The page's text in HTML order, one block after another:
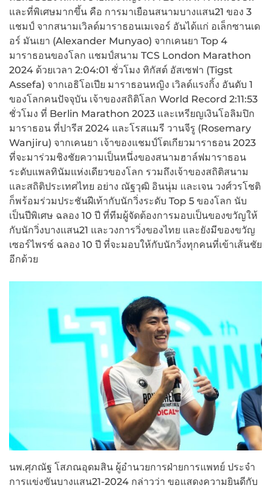
และที่พิเศษมากขึ้น คือ การมาเยือนสนามบางแสน21 ของ 3
แชมป์ จากสนามเวิลด์มาราธอนเมเจอร์ อันได้แก่ อเล็กซานเด
อร์ มันเยา (Alexander Munyao) จากเคนยา Top 4
มาราธอนของโลก แชมป์สนาม TCS London Marathon
2024 ด้วยเวลา 2:04:01 ชั่วโมง ทิกัสต์ อัสเซฟา (Tigst
Assefa) จากเอธิโอเปีย มาราธอนหญิง เวิลด์แรงกิ้ง อันดับ 1
ของโลกคนปัจจุบัน เจ้าของสถิติโลก World Record 2:11:53
ชั่วโมง ที่ Berlin Marathon 2023 และเหรียญเงินโอลิมปิก
มาราธอน ที่ปารีส 2024 และโรสแมรี วานจีรู (Rosemary
Wanjiru) จากเคนยา เจ้าของแชมป์โตเกียวมาราธอน 2023
ที่จะมาร่วมชิงชัยความเป็นหนึ่งของสนามฮาล์ฟมาราธอน
ระดับแพลทินัมแห่งเดียวของโลก รวมถึงเจ้าของสถิติสนาม
และสถิติประเทศไทย อย่าง ณัฐวุฒิ อินนุ่ม และเจน วงศ์วรโชติ
ก็พร้อมร่วมประชันฝีเท้ากับนักวิ่งระดับ Top 5 ของโลก นับ
เป็นปีพิเศษ ฉลอง 10 ปี ที่ทีมผู้จัดต้องการมอบเป็นของขวัญให้
กับนักวิ่งบางแสน21 และวงการวิ่งของไทย และยังมีของขวัญ
เซอร์ไพรซ์ ฉลอง 10 ปี ที่จะมอบให้กับนักวิ่งทุกคนที่เข้าเส้นชัย
อีกด้วย
นพ.ศุภณัฐ โสภณอุดมสิน ผู้อำนวยการฝ่ายการแพทย์ ประจำ
การแข่งขันบางแสน21-2024 กล่าวว่า ขอแสดงความยินดีกับ